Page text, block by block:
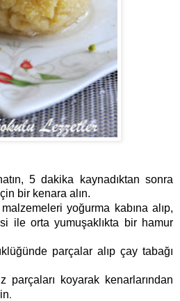
5 dakika kaynadıktan sonra
bir kenara alın.
yoğurma kabına alıp,
ile ortayumuşaklıkta bir hamur
parçalar alıp çay tabağı
parçaları koyarak kenarlarından
.